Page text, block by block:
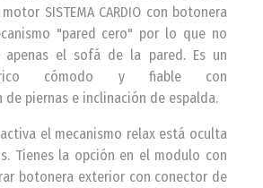
SISTEMA CARDIO con botonera
"pared cero" por lo que no
apenas el sofá de la pared. Es un
cómodo y fiable con
de piernas e inclinación de espalda.
el mecanismo relax está oculta
Tienes la opción en el modulo con
botonera exterior con conector de